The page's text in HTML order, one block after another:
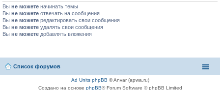
Вы не можете начинать темы
Вы не можете отвечать на сообщения
Вы не можете редактировать свои сообщения
Вы не можете удалять свои сообщения
Вы не можете добавлять вложения
Список форумов
Ad Units phpBB © Anvar (apwa.ru)
Создано на основе phpBB® Forum Software © phpBB Limited